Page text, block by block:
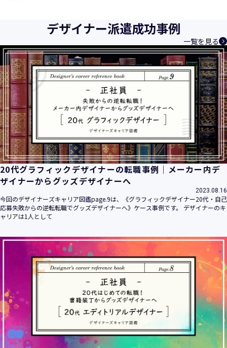
デザイナー派遣成功事例
一覧を見る
20代グラフィックデザイナーの転職事例｜メーカー内デ
ザイナーからグッズデザイナーへ
2023.08.16
今回のデザイナーズキャリア図鑑page.9は、《グラフィックデザイナー20代・自己
応募失敗からの逆転転職でグッズデザイナーへ》ケース事例です。 デザイナーのキ
ャリアは1人として